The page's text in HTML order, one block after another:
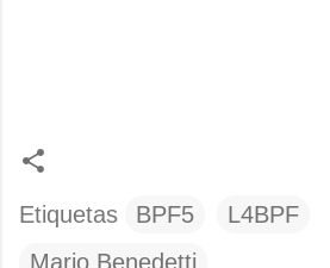
Etiquetas BPF5
L4BPF
Mario Benedetti